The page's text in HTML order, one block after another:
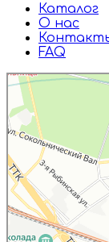
Каталог
О нас
FAQ
Дружба
Пищевые
Москве
Магазин
Москве